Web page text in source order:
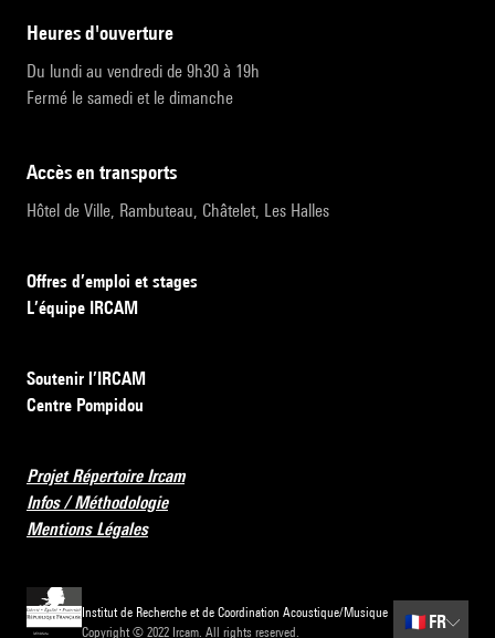
heures d'ouverture
Du lundi au vendredi de 9h30 à 19h
Fermé le samedi et le dimanche
accès en transports
Hôtel de Ville, Rambuteau, Châtelet, Les Halles
Offres d’emploi et stages
L’équipe IRCAM
Soutenir l’IRCAM
Centre Pompidou
Projet Répertoire Ircam
Infos / Méthodologie
Mentions Légales
Institut de Recherche et de Coordination Acoustique/Musique
Copyright © 2022 Ircam. All rights reserved.
🇫🇷 FR